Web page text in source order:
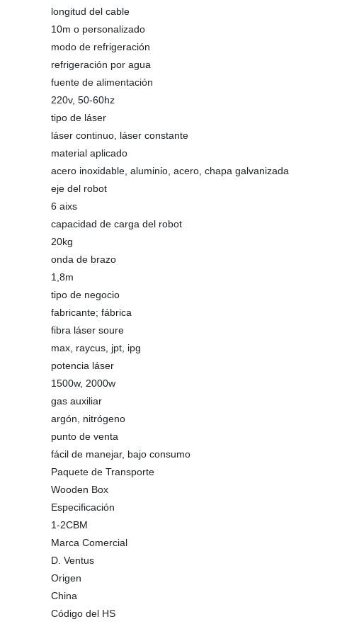
longitud del cable
10m o personalizado
modo de refrigeración
refrigeración por agua
fuente de alimentación
220v, 50-60hz
tipo de láser
láser continuo, láser constante
material aplicado
acero inoxidable, aluminio, acero, chapa galvanizada
eje del robot
6 aixs
capacidad de carga del robot
20kg
onda de brazo
1,8m
tipo de negocio
fabricante; fábrica
fibra láser soure
max, raycus, jpt, ipg
potencia láser
1500w, 2000w
gas auxiliar
argón, nitrógeno
punto de venta
fácil de manejar, bajo consumo
Paquete de Transporte
Wooden Box
Especificación
1-2CBM
Marca Comercial
D. Ventus
Origen
China
Código del HS